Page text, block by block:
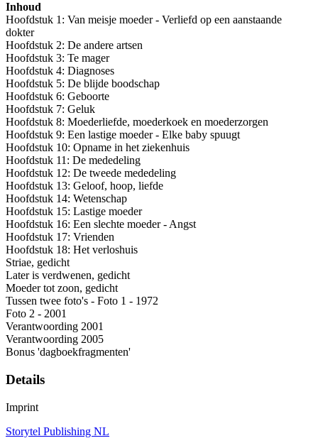
Inhoud
Hoofdstuk 1: Van meisje moeder - Verliefd op een aanstaande
dokter
Hoofdstuk 2: De andere artsen
Hoofdstuk 3: Te mager
Hoofdstuk 4: Diagnoses
Hoofdstuk 5: De blijde boodschap
Hoofdstuk 6: Geboorte
Hoofdstuk 7: Geluk
Hoofdstuk 8: Moederliefde, moederkoek en moederzorgen
Hoofdstuk 9: Een lastige moeder - Elke baby spuugt
Hoofdstuk 10: Opname in het ziekenhuis
Hoofdstuk 11: De mededeling
Hoofdstuk 12: De tweede mededeling
Hoofdstuk 13: Geloof, hoop, liefde
Hoofdstuk 14: Wetenschap
Hoofdstuk 15: Lastige moeder
Hoofdstuk 16: Een slechte moeder - Angst
Hoofdstuk 17: Vrienden
Hoofdstuk 18: Het verloshuis
Striae, gedicht
Later is verdwenen, gedicht
Moeder tot zoon, gedicht
Tussen twee foto's - Foto 1 - 1972
Foto 2 - 2001
Verantwoording 2001
Verantwoording 2005
Bonus 'dagboekfragmenten'
Details
Imprint
Storytel Publishing NL